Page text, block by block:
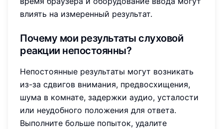
влиять на измеренный результат.
Почему мои результаты слуховой
реакции непостоянны?
Непостоянные результаты могут возникать
из-за сдвигов внимания, предвосхищения,
шума в комнате, задержки аудио, усталости
или неудобного положения для ответа.
Выполните больше попыток, удалите